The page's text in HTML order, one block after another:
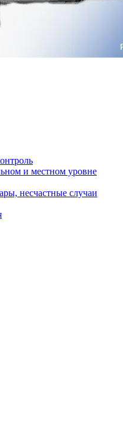
и местном уровне
несчастные случаи